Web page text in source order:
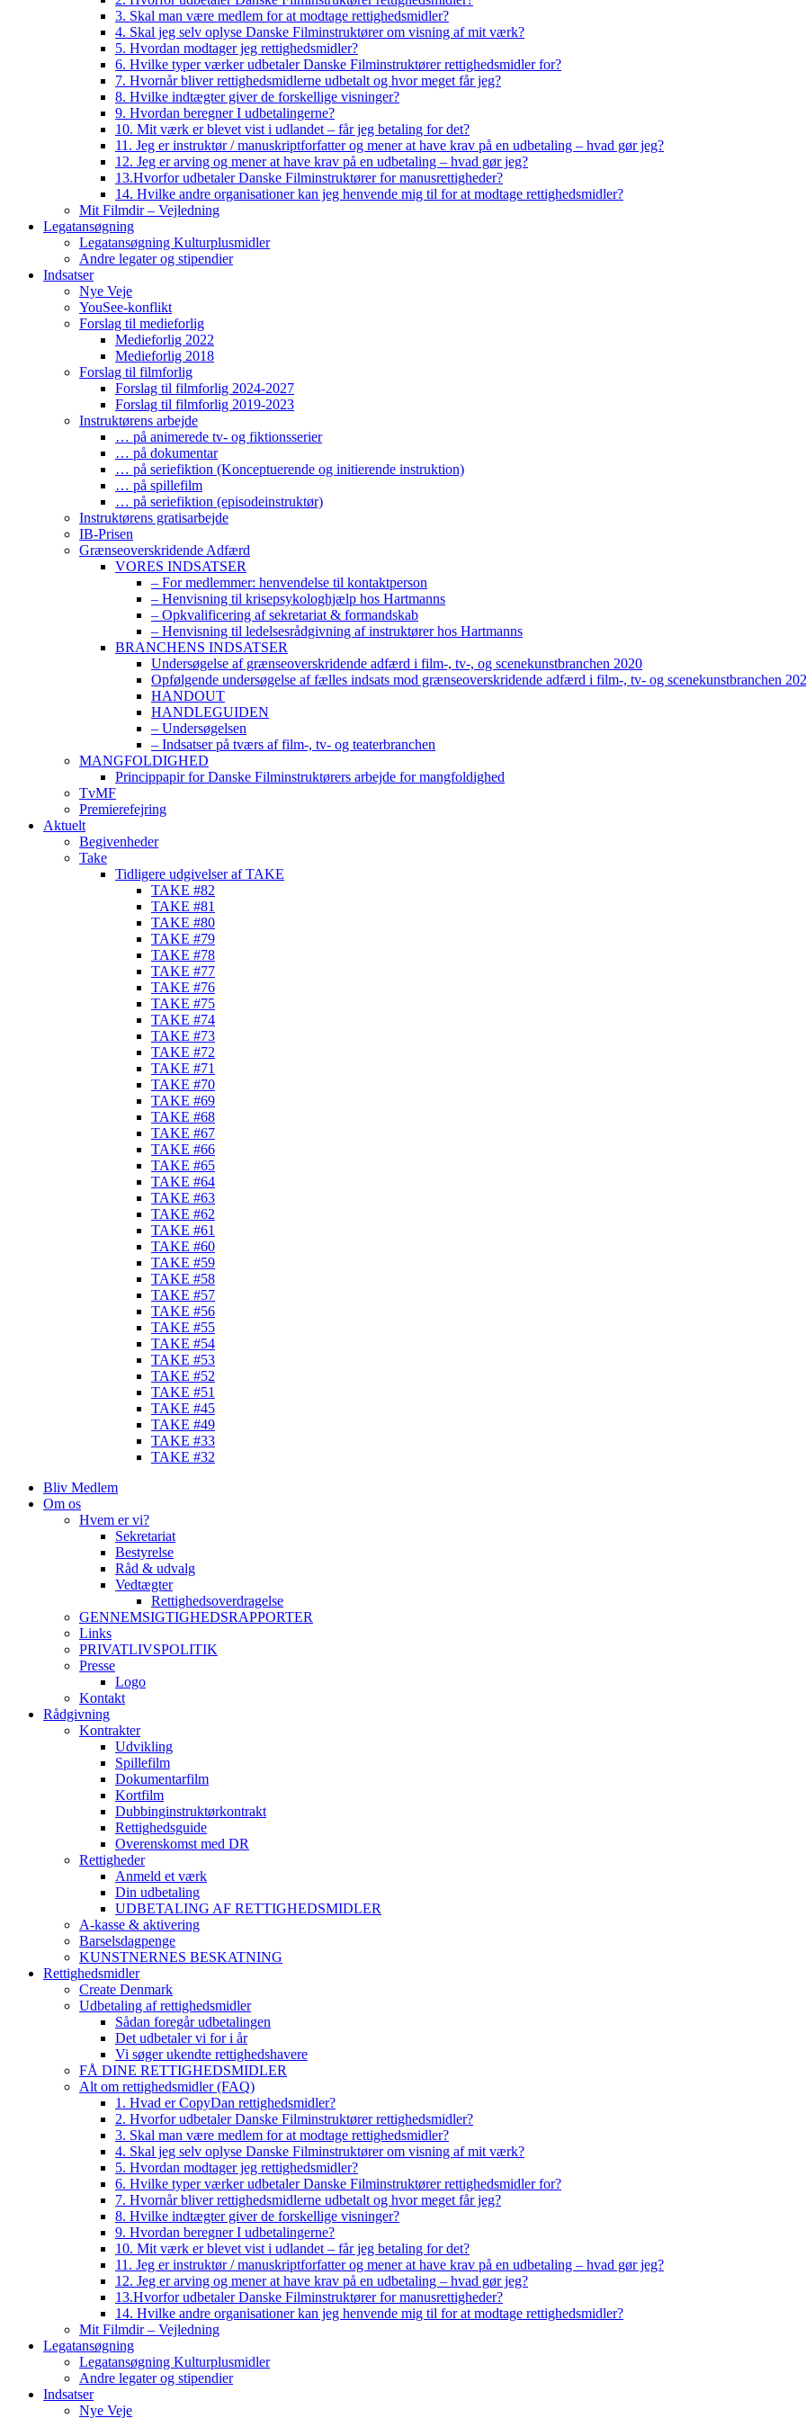
3. Skal man være medlem for at modtage rettighedsmidler?
4. Skal jeg selv oplyse Danske Filminstruktører om visning af mit værk?
5. Hvordan modtager jeg rettighedsmidler?
6. Hvilke typer værker udbetaler Danske Filminstruktører rettighedsmidler for?
7. Hvornår bliver rettighedsmidlerne udbetalt og hvor meget får jeg?
8. Hvilke indtægter giver de forskellige visninger?
9. Hvordan beregner I udbetalingerne?
10. Mit værk er blevet vist i udlandet – får jeg betaling for det?
11. Jeg er instruktør / manuskriptforfatter og mener at have krav på en udbetaling – hvad gør jeg?
12. Jeg er arving og mener at have krav på en udbetaling – hvad gør jeg?
13.Hvorfor udbetaler Danske Filminstruktører for manusrettigheder?
14. Hvilke andre organisationer kan jeg henvende mig til for at modtage rettighedsmidler?
Mit Filmdir – Vejledning
Legatansøgning
Legatansøgning Kulturplusmidler
Andre legater og stipendier
Indsatser
Nye Veje
YouSee-konflikt
Forslag til medieforlig
Medieforlig 2022
Medieforlig 2018
Forslag til filmforlig
Forslag til filmforlig 2024-2027
Forslag til filmforlig 2019-2023
Instruktørens arbejde
… på animerede tv- og fiktionsserier
… på dokumentar
… på seriefiktion (Konceptuerende og initierende instruktion)
… på spillefilm
… på seriefiktion (episodeinstruktør)
Instruktørens gratisarbejde
IB-Prisen
Grænseoverskridende Adfærd
VORES INDSATSER
– For medlemmer: henvendelse til kontaktperson
– Henvisning til krisepsykologhjælp hos Hartmanns
– Opkvalificering af sekretariat & formandskab
– Henvisning til ledelsesrådgivning af instruktører hos Hartmanns
BRANCHENS INDSATSER
Undersøgelse af grænseoverskridende adfærd i film-, tv-, og scenekunstbranchen 2020
Opfølgende undersøgelse af fælles indsats mod grænseoverskridende adfærd i film-, tv- og scenekunstbranchen
HANDOUT
HANDLEGUIDEN
– Undersøgelsen
– Indsatser på tværs af film-, tv- og teaterbranchen
MANGFOLDIGHED
Princippapir for Danske Filminstruktørers arbejde for mangfoldighed
TvMF
Premierefejring
Aktuelt
Begivenheder
Take
Tidligere udgivelser af TAKE
TAKE #82
TAKE #81
TAKE #80
TAKE #79
TAKE #78
TAKE #77
TAKE #76
TAKE #75
TAKE #74
TAKE #73
TAKE #72
TAKE #71
TAKE #70
TAKE #69
TAKE #68
TAKE #67
TAKE #66
TAKE #65
TAKE #64
TAKE #63
TAKE #62
TAKE #61
TAKE #60
TAKE #59
TAKE #58
TAKE #57
TAKE #56
TAKE #55
TAKE #54
TAKE #53
TAKE #52
TAKE #51
TAKE #45
TAKE #49
TAKE #33
TAKE #32
Bliv Medlem
Om os
Hvem er vi?
Sekretariat
Bestyrelse
Råd & udvalg
Vedtægter
Rettighedsoverdragelse
GENNEMSIGTIGHEDSRAPPORTER
Links
PRIVATLIVSPOLITIK
Presse
Logo
Kontakt
Rådgivning
Kontrakter
Udvikling
Spillefilm
Dokumentarfilm
Kortfilm
Dubbinginstruktørkontrakt
Rettighedsguide
Overenskomst med DR
Rettigheder
Anmeld et værk
Din udbetaling
UDBETALING AF RETTIGHEDSMIDLER
A-kasse & aktivering
Barselsdagpenge
KUNSTNERNES BESKATNING
Rettighedsmidler
Create Denmark
Udbetaling af rettighedsmidler
Sådan foregår udbetalingen
Det udbetaler vi for i år
Vi søger ukendte rettighedshavere
FÅ DINE RETTIGHEDSMIDLER
Alt om rettighedsmidler (FAQ)
1. Hvad er CopyDan rettighedsmidler?
2. Hvorfor udbetaler Danske Filminstruktører rettighedsmidler?
3. Skal man være medlem for at modtage rettighedsmidler?
4. Skal jeg selv oplyse Danske Filminstruktører om visning af mit værk?
5. Hvordan modtager jeg rettighedsmidler?
6. Hvilke typer værker udbetaler Danske Filminstruktører rettighedsmidler for?
7. Hvornår bliver rettighedsmidlerne udbetalt og hvor meget får jeg?
8. Hvilke indtægter giver de forskellige visninger?
9. Hvordan beregner I udbetalingerne?
10. Mit værk er blevet vist i udlandet – får jeg betaling for det?
11. Jeg er instruktør / manuskriptforfatter og mener at have krav på en udbetaling – hvad gør jeg?
12. Jeg er arving og mener at have krav på en udbetaling – hvad gør jeg?
13.Hvorfor udbetaler Danske Filminstruktører for manusrettigheder?
14. Hvilke andre organisationer kan jeg henvende mig til for at modtage rettighedsmidler?
Mit Filmdir – Vejledning
Legatansøgning
Legatansøgning Kulturplusmidler
Andre legater og stipendier
Indsatser
Nye Veje